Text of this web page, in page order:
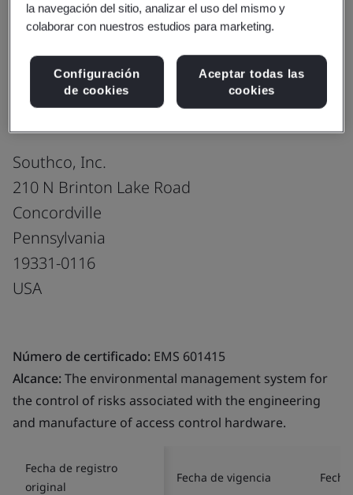
Compartir:
ISO 14001:2015
Southco, Inc.
210 N Brinton Lake Road
Concordville
Pennsylvania
19331-0116
USA
Número de certificado: EMS 601415
Alcance:The environmental management system for
the control of risks associated with the engineering
and manufacture of access control hardware.
Fecha de registro
original
Fecha de vigencia
la navegación del sitio, analizar el uso del mismo y
colaborar con nuestros estudios para marketing.
Configuración
de cookies
Aceptar todas las
cookies